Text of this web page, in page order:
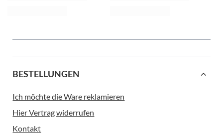
BESTELLUNGEN
Ich möchte die Ware reklamieren
Hier Vertrag widerrufen
Kontakt